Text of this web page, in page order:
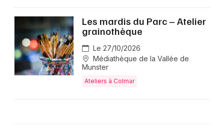
Les mardis du Parc – Atelier
grainothèque
Le 27/10/2026
Médiathèque de la Vallée de
Munster
Ateliers à Colmar